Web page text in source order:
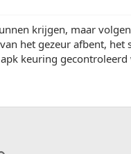
krijgen, maar
het gezeur afbent,
keuring